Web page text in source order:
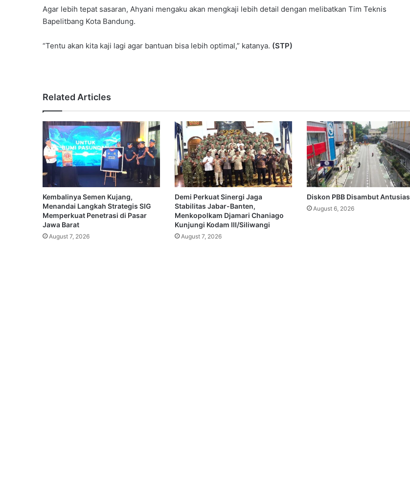
Agar lebih tepat sasaran, Ahyani mengaku akan mengkaji lebih detail dengan melibatkan Tim Teknis
Bapelitbang Kota Bandung.
“Tentu akan kita kaji lagi agar bantuan bisa lebih optimal,” katanya. (STP)
Related Articles
Kembalinya Semen Kujang,
Menandai Langkah Strategis SIG
Memperkuat Penetrasi di Pasar
Jawa Barat
August 7, 2026
Demi Perkuat Sinergi Jaga
Stabilitas Jabar-Banten,
Menkopolkam Djamari Chaniago
Kunjungi Kodam III/Siliwangi
August 7, 2026
Diskon PBB Disambut Antusias
August 6, 2026